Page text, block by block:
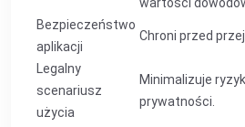
Bezpieczeństwo
aplikacji
Chroni przed
Legalny
scenariusz
użycia
Minimalizuje
prywatności.